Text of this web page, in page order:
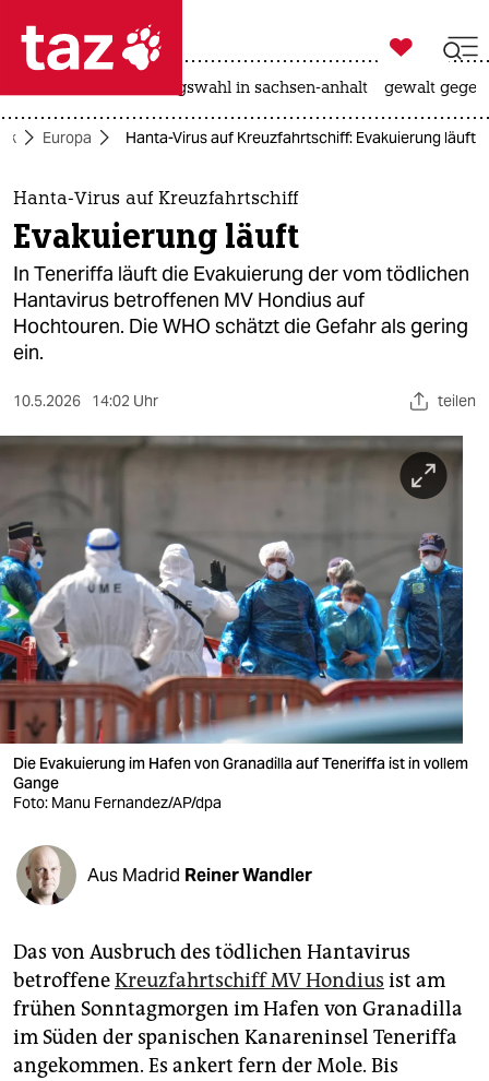
 taz zahl ich
taz zahl ich
themen
politik
öko
gesellschaft
kultur
sport
berlin
nord
wahrheit
verlag
verlag
veranstaltungen
shop
fragen & hilfe
unterstützen
abo
genossenschaft
epaper login

taz zahl ich
landtagswahl in sachsen-anhalt gewalt
Europa Hanta-Virus auf Kreuzfahrtschiff: Evakuierung läuft
Hanta-Virus auf Kreuzfahrtschiff
Evakuierung läuft
In Teneriffa läuft die Evakuierung der vom tödlichen
Hantavirus betroffenen MV Hondius auf
Hochtouren. Die WHO schätzt die Gefahr als gering
ein.
10.5.2026 14:02 Uhr teilen
Die Evakuierung im Hafen von Granadilla auf Teneriffa ist in vollem
Gange
Foto: Manu Fernandez/AP/dpa
Aus Madrid Reiner Wandler
Das von Ausbruch des tödlichen Hantavirus
betroffeneKreuzfahrtschiff MV Hondius ist am
frühen Sonntagmorgen im Hafen von Granadilla
im Süden der spanischen Kanareninsel Teneriffa
angekommen. Es ankert fern der Mole. Bis